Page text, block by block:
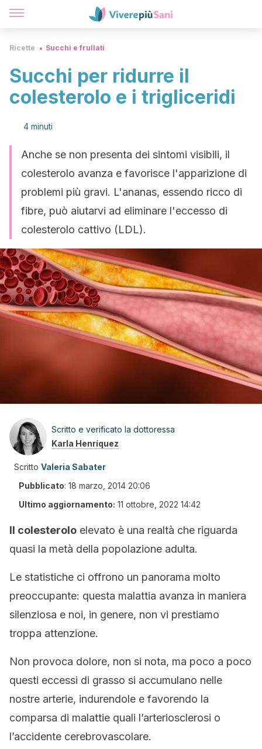
Ricette Succhi e frullati
Succhi per ridurre il
colesterolo e i trigliceridi
4 minuti
Anche se non presenta dei sintomi visibili, il
colesterolo avanza e favorisce l'apparizione di
problemi più gravi. L'ananas, essendo ricco di
fibre, può aiutarvi ad eliminare l'eccesso di
colesterolo cattivo (LDL).
Scritto e verificato la dottoressa
Karla Henríquez
Scritto Valeria Sabater
Pubblicato: 18 marzo, 2014 20:06
Ultimo aggiornamento: 11 ottobre, 2022 14:42
Il colesterolo elevato è una realtà che riguarda
quasi la metà della popolazione adulta.
Le statistiche ci offrono un panorama molto
preoccupante: questa malattia avanza in maniera
silenziosa e noi, in genere, non vi prestiamo
troppa attenzione.
Non provoca dolore, non si nota, ma poco a poco
questi eccessi di grasso si accumulano nelle
nostre arterie, indurendole e favorendo la
comparsa di malattie quali l’arteriosclerosi o
l’accidente cerebrovascolare.